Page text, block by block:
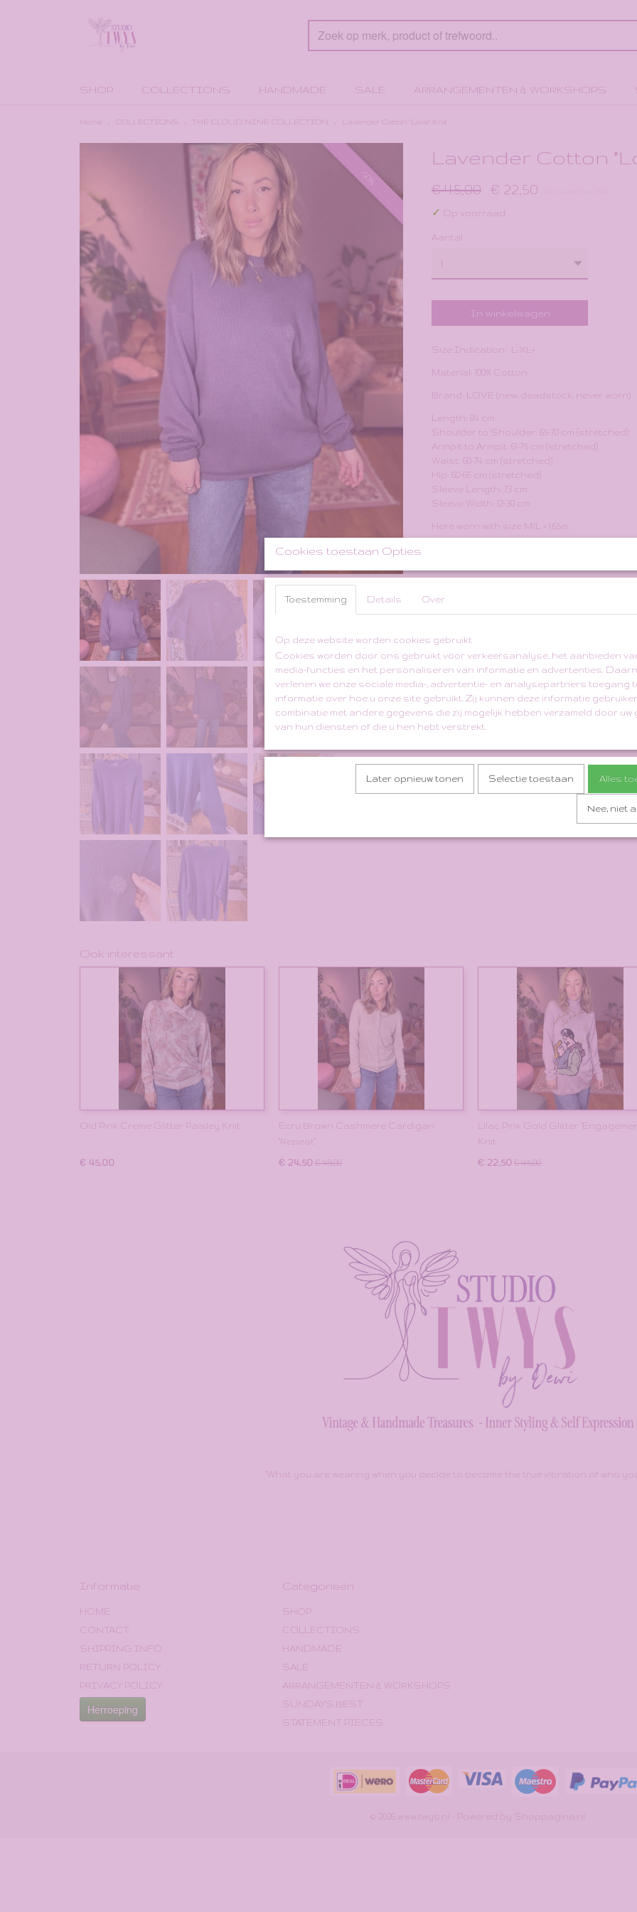
SHOP COLLECTIONS HANDMADE SALE ARRANGEMENTEN & WORKSHOPS
Home COLLECTIONS THE CLOUD NINE COLLECTION Lavender Cotton "Love" Knit
-50%
Lavender Cotton
€ 45,00 € 22,50
✓ Op voorraad
Aantal
In winkelwagen
Size Indication: L-XL+
Material: 100% Cotton
Brand: LOVE (new, deadstock, never worn)
Length: 84 cm
Shoulder to Shoulder: 65-70 cm (stretched)
Armpit to Armpit: 61-75 cm (stretched)
Waist: 60-74 cm (stretched)
Hip: 60-66 cm (stretched)
Sleeve Length: 73 cm
Sleeve Width: 12-30 cm
Here worn with size M/L > 1.65m
Send DM on instagram @twysbydewi or
Save
Ook interessant
Old Pink Creme Glitter Paisley Knit
€ 45,00
Ecru Brown Cashmere Cardigan
"Repeat"
€ 24,50 € 49,00
Lilac Pink Gold Glitter
Knit
€ 22,50 € 45,00
"What you are wearing when you decide to become the true vibration of who
Informatie
HOME
CONTACT
SHIPPING INFO
RETURN POLICY
PRIVACY POLICY
Herroeping
Categorieën
SHOP
COLLECTIONS
HANDMADE
SALE
ARRANGEMENTEN & WORKSHOPS
SUNDAY'S BEST
STATEMENT PIECES
© 2026 www.twys.nl - Powered by Shoppagina.nl
Cookies toestaan Opties
Toestemming Details Over
Op deze website worden cookies gebruikt
Cookies worden door ons gebruikt voor verkeersanalyse, het aanbieden
media-functies en het personaliseren van informatie en advertenties.
verlenen we onze sociale media-, advertentie- en analysepartners toegang
informatie over hoe u onze site gebruikt. Zij kunnen deze informatie
combinatie met andere gegevens die zij mogelijk hebben verzameld door uw
van hun diensten of die u hen hebt verstrekt.
Later opnieuw tonen Selectie toestaan Alles
Nee, niet